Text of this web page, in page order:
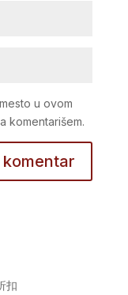
u ovom
komentarišem.
扣